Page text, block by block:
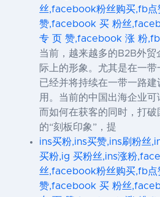
丝,facebook粉丝购买,fb
赞,facebook 买 粉丝
专 页 赞,facebook 涨 粉
当前，越来越多的B2B外贸
际上的形象。尤其是在一
已经并将持续在一带一路
用。当前的中国出海企业可
而如何在获客的同时，打
的“刻板印象”，提
ins买粉,ins买赞,ins刷粉丝
买粉,ig 买粉丝,ins涨粉
丝,facebook粉丝购买,fb
赞,facebook 买 粉丝